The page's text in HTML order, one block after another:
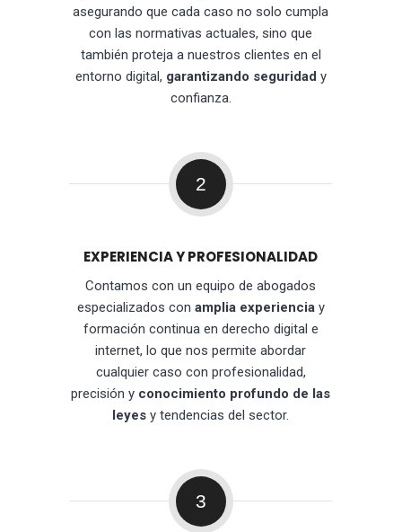
asegurando que cada caso no solo cumpla
con las normativas actuales, sino que
también proteja a nuestros clientes en el
entorno digital, garantizando seguridad y
confianza.
2
EXPERIENCIA Y PROFESIONALIDAD
Contamos con un equipo de abogados
especializados con amplia experienciay
formación continua en derecho digital e
internet, lo que nos permite abordar
cualquier caso con profesionalidad,
precisión y conocimiento profundo de las
leyes y tendencias del sector.
3